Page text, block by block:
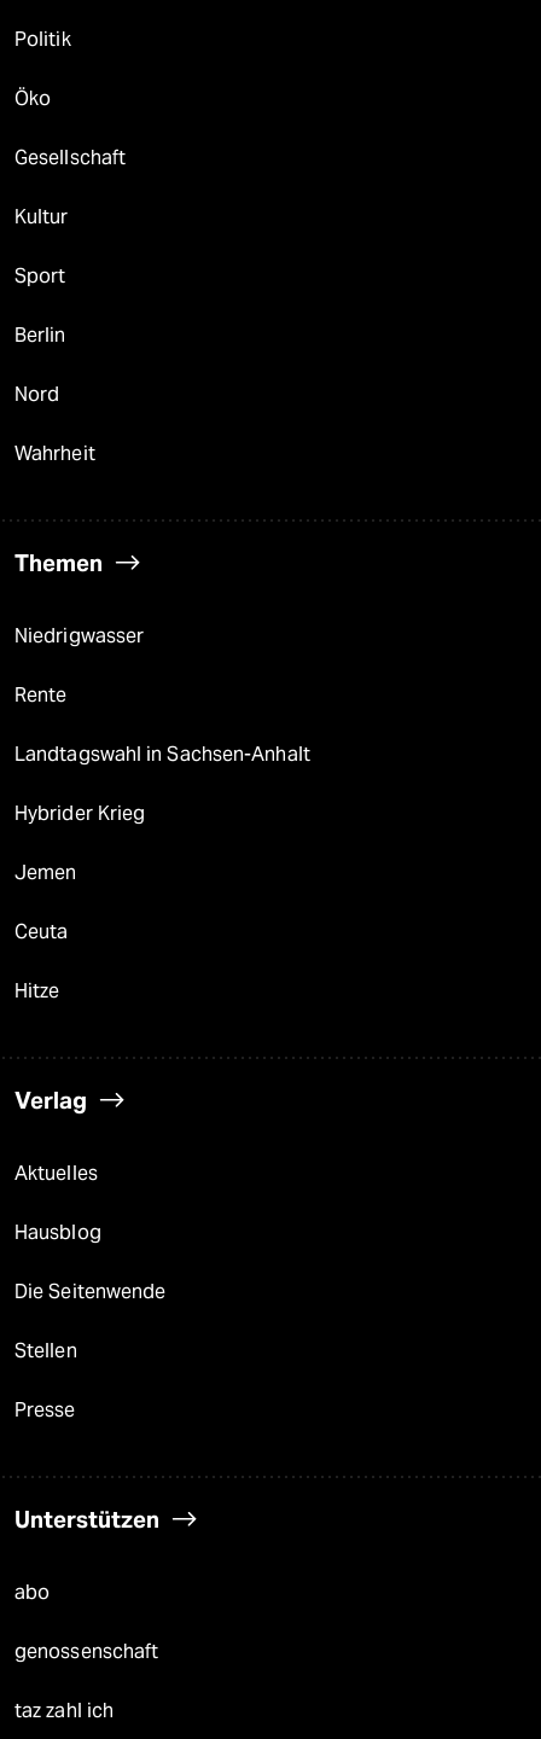
Politik
Öko
Gesellschaft
Kultur
Sport
Berlin
Nord
Wahrheit
Themen
Niedrigwasser
Rente
Landtagswahl in Sachsen-Anhalt
Hybrider Krieg
Jemen
Ceuta
Hitze
Verlag
Aktuelles
Hausblog
Die Seitenwende
Stellen
Presse
Unterstützen
abo
genossenschaft
taz zahl ich